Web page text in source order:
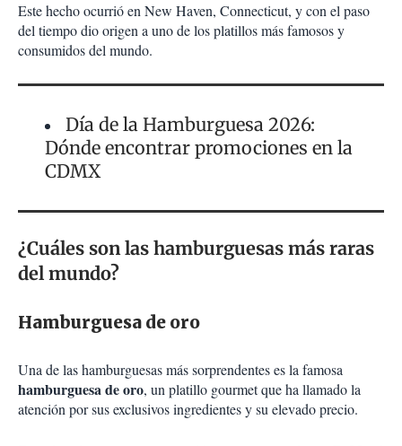
Este hecho ocurrió en New Haven, Connecticut, y con el paso
del tiempo dio origen a uno de los platillos más famosos y
consumidos del mundo.
Día de la Hamburguesa 2026:
Dónde encontrar promociones en la
CDMX
¿Cuáles son las hamburguesas más raras
del mundo?
Hamburguesa de oro
Una de las hamburguesas más sorprendentes es la famosa
hamburguesa de oro, un platillo gourmet que ha llamado la
atención por sus exclusivos ingredientes y su elevado precio.